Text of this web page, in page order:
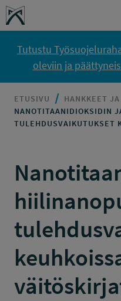
Siirry sisältöön
Työsuojelurahasto
Tutustu
oleviin ja
ETUSIVU
HANKKEET
NANOTITAANIDIOKSIDIN
TULEHDUSVAIKUTUKSET